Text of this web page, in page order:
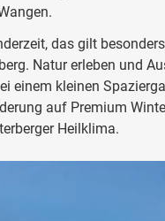
das gilt
Natur erleben und
einem kleinen
auf Premium
Heilklima.